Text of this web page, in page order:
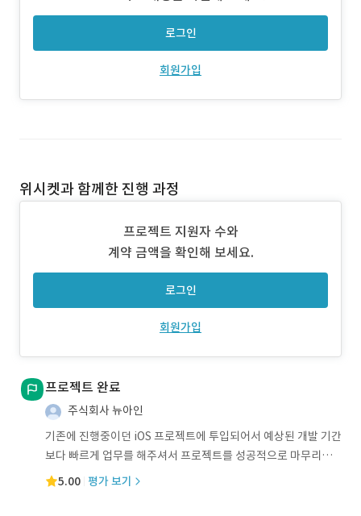
개발자와의 원활한 소통 • 빠듯한 일정 속에서도 프로젝트를
로그인
회원가입
위시켓과 함께한 진행 과정
프로젝트 지원자 수와
계약 금액을 확인해 보세요.
로그인
회원가입
프로젝트 완료
주식회사 뉴아인
기존에 진행중이던 iOS 프로젝트에 투입되어서 예상된 개발 기간
보다 빠르게 업무를 해주셔서 프로젝트를 성공적으로 마무리할
수 있었습니다. 개발
5.00 평가 보기